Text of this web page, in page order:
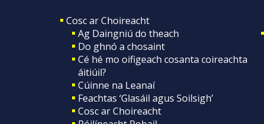
Cosc ar Choireacht
Ag Daingniú do theach
Do ghnó a chosaint
Cé hé mo oifigeach cosanta coireachta
áitiúil?
Cúinne na Leanaí
Feachtas ‘Glasáil agus Soilsigh’
Cosc ar Choireacht